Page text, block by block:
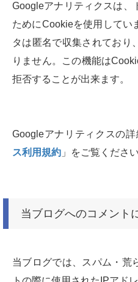
Googleアナリティクスは、
ためにCookieを使用してい
タは匿名で収集されており
りません。この機能は
拒否することが出来ます。
Googleアナリティクスの詳
ス利用規約 」をご覧ください
当ブログへのコメント
当ブログでは、スパム・荒